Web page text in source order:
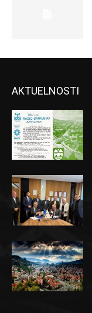
AKTUELNOSTI